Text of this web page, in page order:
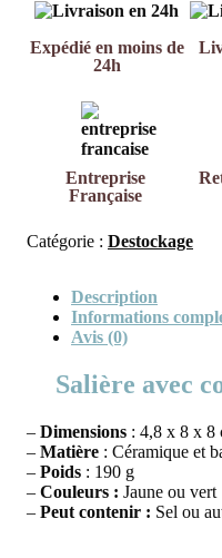
Expédié en moins de
24h
Entreprise
Française
Catégorie : Destockage
Description
Informations
Avis (0)
Salière avec
– Dimensions : 4,8 x 8 x 8
– Matière : Céramique et
– Poids : 190 g
– Couleurs : Jaune ou vert
– Peut contenir : Sel ou